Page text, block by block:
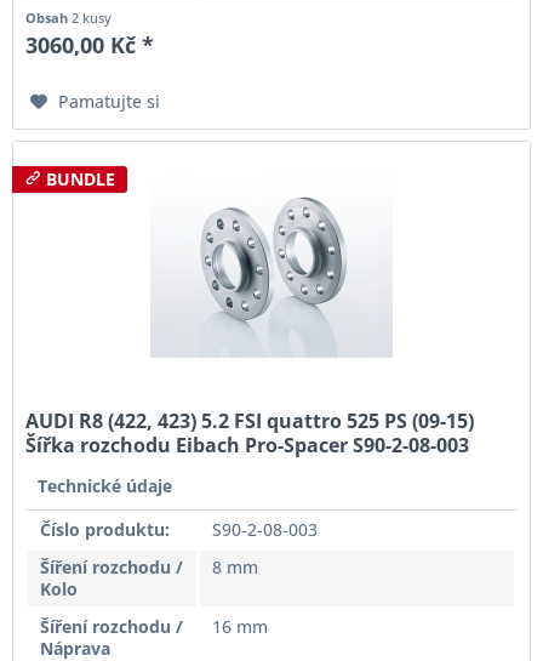
Obsah 2 kusy
3060,00 Kč *
Pamatujte si
BUNDLE
AUDI R8 (422, 423) 5.2 FSI quattro 525 PS (09-15)
Šířka rozchodu Eibach Pro-Spacer S90-2-08-003
Technické údaje
Číslo produktu:
S90-2-08-003
Šíření rozchodu /
Kolo
8 mm
Šíření rozchodu /
Náprava
16 mm